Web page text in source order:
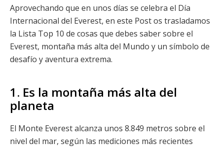
Aprovechando que en unos días se celebra el Día
Internacional del Everest, en este Post os trasladamos
la Lista Top 10 de cosas que debes saber sobre el
Everest, montaña más alta del Mundo y un símbolo de
desafío y aventura extrema.
1. Es la montaña más alta del
planeta
El Monte Everest alcanza unos 8.849 metros sobre el
nivel del mar, según las mediciones más recientes